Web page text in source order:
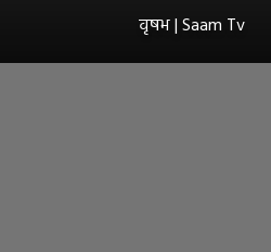
वृषभ | Saam Tv